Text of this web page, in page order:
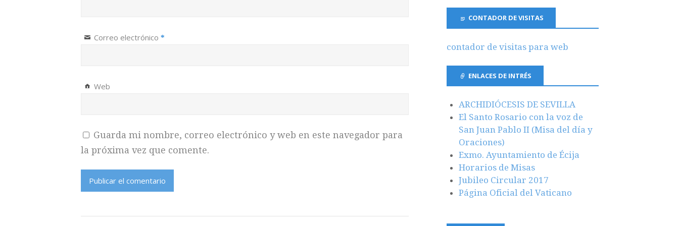
Correo electrónico *
Web
Guarda mi nombre, correo electrónico y web en este navegador para
la próxima vez que comente.
CONTADOR DE VISITAS
contador de visitas para web
ENLACES DE INTRÉS
ARCHIDIÓCESIS DE SEVILLA
El Santo Rosario con la voz de
San Juan Pablo II (Misa del día y
Oraciones)
Exmo. Ayuntamiento de Écija
Horarios de Misas
Jubileo Circular 2017
Página Oficial del Vaticano